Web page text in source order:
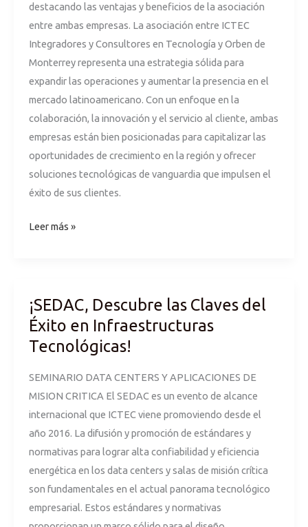
destacando las ventajas y beneficios de la asociación
entre ambas empresas. La asociación entre ICTEC
Integradores y Consultores en Tecnología y Orben de
Monterrey representa una estrategia sólida para
expandir las operaciones y aumentar la presencia en el
mercado latinoamericano. Con un enfoque en la
colaboración, la innovación y el servicio al cliente, ambas
empresas están bien posicionadas para capitalizar las
oportunidades de crecimiento en la región y ofrecer
soluciones tecnológicas de vanguardia que impulsen el
éxito de sus clientes.
Leer más »
¡SEDAC, Descubre las Claves del
Éxito en Infraestructuras
Tecnológicas!
SEMINARIO DATA CENTERS Y APLICACIONES DE
MISION CRITICA El SEDAC es un evento de alcance
internacional que ICTEC viene promoviendo desde el
año 2016. La difusión y promoción de estándares y
normativas para lograr alta confiabilidad y eficiencia
energética en los data centers y salas de misión crítica
son fundamentales en el actual panorama tecnológico
empresarial. Estos estándares y normativas
¡SEDAC,
Descubre
las
del
Éxito
en
Infraestructuras
Tecnológicas!